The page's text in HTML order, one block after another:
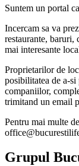
Suntem un portal
Incercam sa va
restaurante, baruri,
mai interesante
Proprietarilor de
posibilitatea de a-si
companiilor,
trimitand un email
Pentru mai multe
Grupul